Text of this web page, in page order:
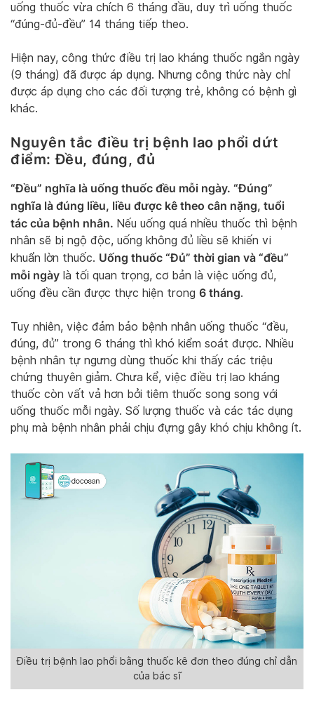
uống thuốc vừa chích 6 tháng đầu, duy trì uống thuốc
“đúng-đủ-đều” 14 tháng tiếp theo.
Hiện nay, công thức điều trị lao kháng thuốc ngắn ngày
(9 tháng) đã được áp dụng. Nhưng công thức này chỉ
được áp dụng cho các đối tượng trẻ, không có bệnh gì
khác.
Nguyên tắc điều trị bệnh lao phổi dứt
điểm: Đều, đúng, đủ
“Đều” nghĩa là uống thuốc đều mỗi ngày. “Đúng”
nghĩa là đúng liều, liều được kê theo cân nặng, tuổi
tác của bệnh nhân. Nếu uống quá nhiều thuốc thì bệnh
nhân sẽ bị ngộ độc, uống không đủ liều sẽ khiến vi
khuẩn lờn thuốc. Uống thuốc “Đủ” thời gian và “đều”
mỗi ngày là tối quan trọng, cơ bản là việc uống đủ,
uống đều cần được thực hiện trong 6 tháng.
Tuy nhiên, việc đảm bảo bệnh nhân uống thuốc “đều,
đúng, đủ” trong 6 tháng thì khó kiểm soát được. Nhiều
bệnh nhân tự ngưng dùng thuốc khi thấy các triệu
chứng thuyên giảm. Chưa kể, việc điều trị lao kháng
thuốc còn vất vả hơn bởi tiêm thuốc song song với
uống thuốc mỗi ngày. Số lượng thuốc và các tác dụng
phụ mà bệnh nhân phải chịu đựng gây khó chịu không ít.
Điều trị bệnh lao phổi bằng thuốc kê đơn theo đúng chỉ dẫn
của bác sĩ